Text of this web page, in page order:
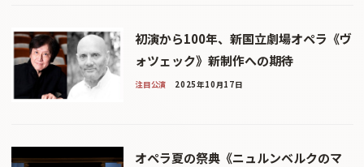
初演から100年、新国立劇場オペラ《ヴ
ォツェック》新制作への期待
注目公演 2025年10月17日
オペラ夏の祭典《ニュルンベルクのマ